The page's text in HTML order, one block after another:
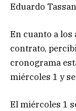
Eduardo
En cuanto a los
contrato,
cronograma
miércoles 1 y
El miércoles 1